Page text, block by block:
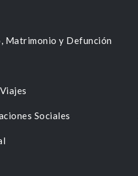
Matrimonio y Defunción
Sociales